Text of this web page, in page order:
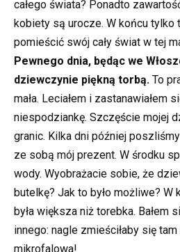
całego świata? Ponadto
kobiety są urocze. W końcu tylko
pomieścić swój cały świat w tej
Pewnego dnia, będąc we
dziewczynie piękną torbą. To
mała. Leciałem i zastanawiałem
niespodziankę. Szczęście mojej
granic. Kilka dni później
ze sobą mój prezent. W środku
wody. Wyobrażacie sobie, że
butelkę? Jak to było możliwe? W
była większa niż torebka. Bałem
innego: nagle zmieściłaby się
mikrofalowa!